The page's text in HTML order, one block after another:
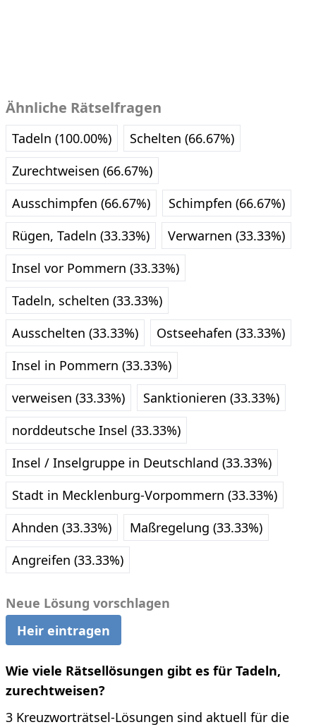
Ähnliche Rätselfragen
Tadeln (100.00%)
Schelten (66.67%)
Zurechtweisen (66.67%)
Ausschimpfen (66.67%)
Schimpfen (66.67%)
Rügen, Tadeln (33.33%)
Verwarnen (33.33%)
Insel vor Pommern (33.33%)
Tadeln, schelten (33.33%)
Ausschelten (33.33%)
Ostseehafen (33.33%)
Insel in Pommern (33.33%)
verweisen (33.33%)
Sanktionieren (33.33%)
norddeutsche Insel (33.33%)
Insel / Inselgruppe in Deutschland (33.33%)
Stadt in Mecklenburg-Vorpommern (33.33%)
Ahnden (33.33%)
Maßregelung (33.33%)
Angreifen (33.33%)
Neue Lösung vorschlagen
Heir eintragen
Wie viele Rätsellösungen gibt es für Tadeln,
zurechtweisen?
3 Kreuzworträtsel-Lösungen sind aktuell für die